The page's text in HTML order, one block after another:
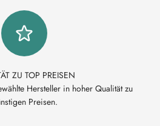
ZU TOP PREISEN
Hersteller in hoher Qualität zu
Preisen.